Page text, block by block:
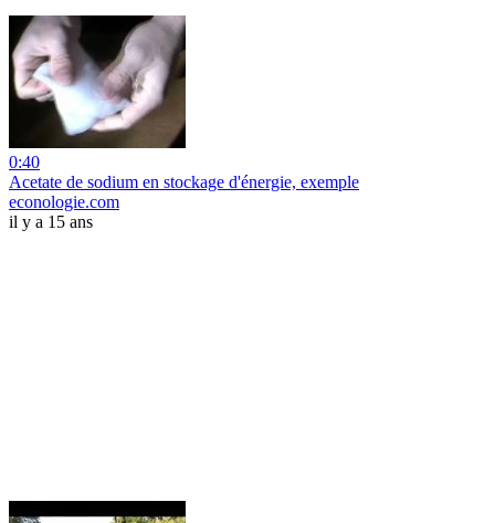
0:40
Acetate de sodium en stockage d'énergie, exemple
econologie.com
il y a 15 ans